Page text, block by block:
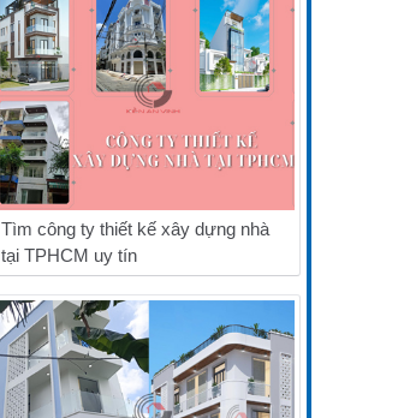
Tìm công ty thiết kế xây dựng nhà
tại TPHCM uy tín